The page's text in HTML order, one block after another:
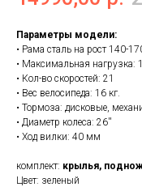
Параметры модели:
• Рама сталь на рост 140-
• Максимальная нагрузка:
• Кол-во скоростей: 21
• Вес велосипеда: 16 кг.
• Тормоза: дисковые,
• Диаметр колеса: 26''
• Ход вилки: 40 мм
комплект: крылья,
Цвет: зеленый